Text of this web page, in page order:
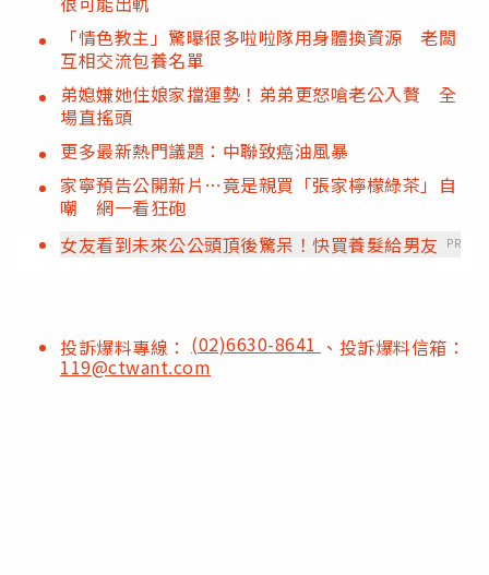
「情色教主」驚曝很多啦啦隊用身體換資源 老闆
互相交流包養名單
弟媳嫌她住娘家擋運勢！弟弟更怒嗆老公入贅 全
場直搖頭
更多最新熱門議題：中聯致癌油風暴
家寧預告公開新片…竟是親買「張家檸檬綠茶」自
嘲 網一看狂砲
女友看到未來公公頭頂後驚呆！快買養髮給男友
PR
投訴爆料專線： (02)6630-8641 、投訴爆料信箱：
119@ctwant.com